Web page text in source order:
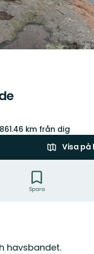
km från dig
Visa på
Spara
havsbandet.